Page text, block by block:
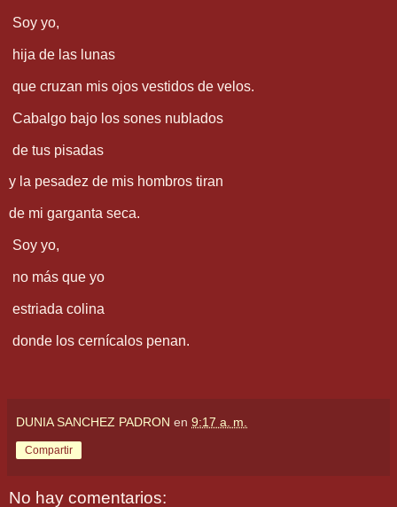
Soy yo,
hija de las lunas
que cruzan mis ojos vestidos de velos.
Cabalgo bajo los sones nublados
de tus pisadas
y la pesadez de mis hombros tiran
de mi garganta seca.
Soy yo,
no más que yo
estriada colina
donde los cernícalos penan.
DUNIA SANCHEZ PADRON en 9:17 a. m.
Compartir
No hay comentarios: